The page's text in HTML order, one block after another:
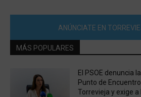
ANÚNCIATE EN
MÁS POPULARES
El PSOE denuncia
Punto de
Torrevieja y exige